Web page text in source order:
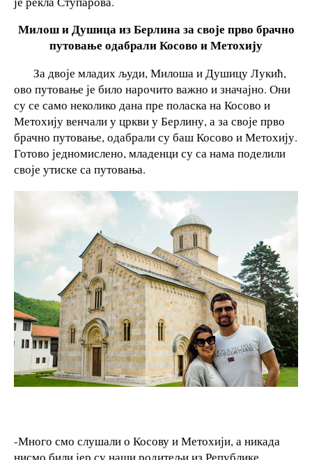
Милош и Душицаиз Берлина за своје прво брачно
путовање одабрали Косово и Метохију
За двоје младих људи, Милоша и Душицу Лукић,
ово путовање је било нарочито важно и значајно. Они
су се само неколико дана пре поласка на Косово и
Метохију венчали у цркви у Берлину, а за своје прво
брачно путовање, одабрали су баш Косово и Метохију.
Готово једномислено, младенци су са нама поделили
своје утиске са путовања.
-Много смо слушали о Косову и Метохији, а никада